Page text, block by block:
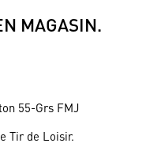
MAGASIN.
55-Grs FMJ
Tir de Loisir.